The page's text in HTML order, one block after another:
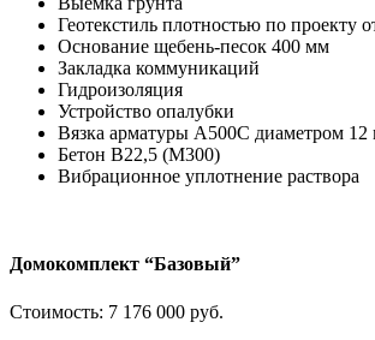
Геотекстиль плотностью по проекту
Основание щебень-песок 400 мм
Закладка коммуникаций
Гидроизоляция
Устройство опалубки
Вязка арматуры А500С диаметром 12
Бетон В22,5 (М300)
Вибрационное уплотнение раствора
Домокомплект “Базовый”
Стоимость: 7 176 000 руб.